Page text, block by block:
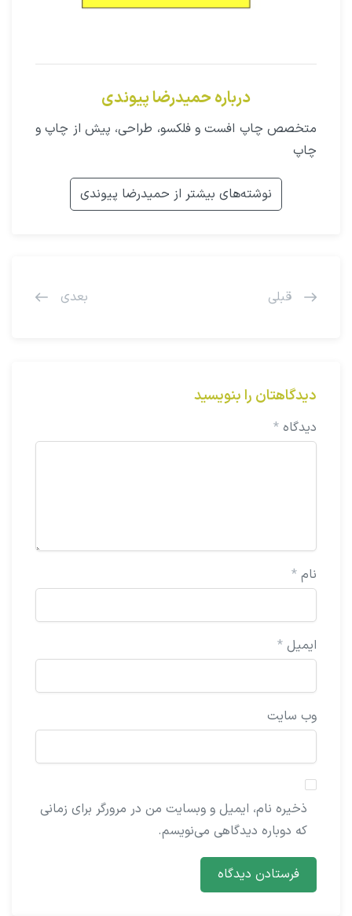
درباره حمیدرضا پیوندی
متخصص چاپ افست و فلکسو، طراحی، پیش از چاپ و
چاپ
نوشته‌های بیشتر از حمیدرضا پیوندی
قبلی بعدی
دیدگاهتان را بنویسید
دیدگاه *
نام *
ایمیل *
وب‌ سایت
ذخیره نام، ایمیل و وبسایت من در مرورگر برای زمانی
که دوباره دیدگاهی می‌نویسم.